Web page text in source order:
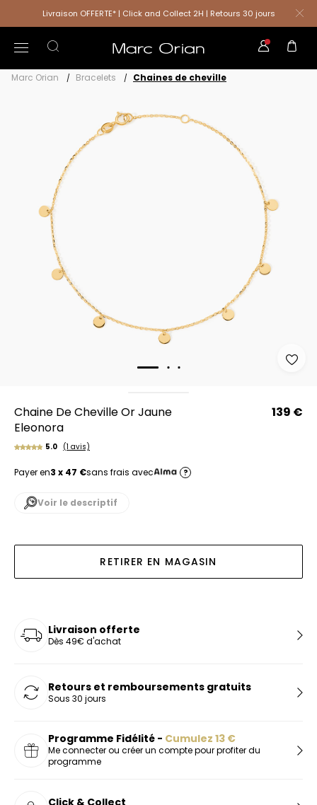
Livraison OFFERTE* | Click and Collect 2H | Retours 30 jours
Marc Orian Bracelets Chaines de cheville
Chaine De Cheville Or Jaune
Eleonora
139 €
5.0 (1 avis)
Payer en3 x 47 €sans frais avec ?
Voir le descriptif
RETIRER EN MAGASIN
Livraison offerte
Dès 49€ d'achat
Retours et remboursements gratuits
Sous 30 jours
Programme Fidélité - Cumulez 13 €
Me connecter ou créer un compte pour profiter du
programme
Click & Collect